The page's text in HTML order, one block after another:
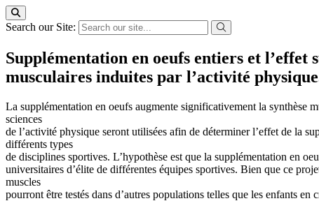
Search our Site:
Supplémentation en oeufs entiers et
musculaires induites par l’activité
La supplémentation en oeufs augmente significativement la synthèse
sciences
de l’activité physique seront utilisées afin de déterminer l’effet de la
différents types
de disciplines sportives. L’hypothèse est que la supplémentation en
universitaires d’élite de différentes équipes sportives. Bien que ce
muscles
pourront être testés dans d’autres populations telles que les enfants